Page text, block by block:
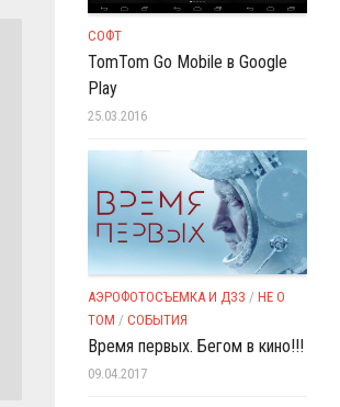
СОФТ
TomTom Go Mobile в Google
Play
25.03.2016
АЭРОФОТОСЪЕМКА И ДЗЗ / НЕ О
ТОМ / СОБЫТИЯ
Время первых. Бегом в кино!!!
09.04.2017